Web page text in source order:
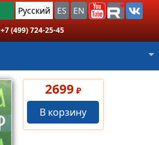
Русский ES EN
+7 (499) 724-25-45
2699 ₽
В корзину